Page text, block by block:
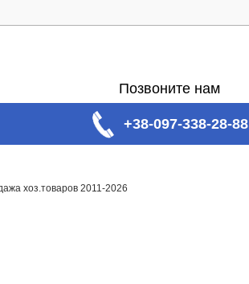
Позвоните нам
+38-097-338-28-88
хоз.товаров 2011-2026